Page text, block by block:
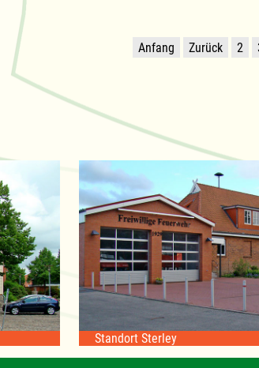
Anfang Zurück 2
Standort Sterley